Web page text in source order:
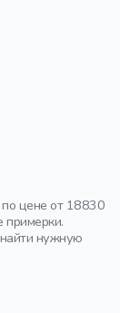
цене от 18830
нужную